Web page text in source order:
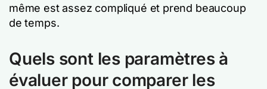
même est assez compliqué et prend beaucoup
de temps.
Quels sont les paramètres à
évaluer pour comparer les